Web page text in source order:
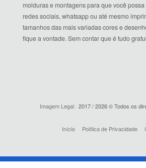
molduras e montagens para que você
redes sociais, whatsapp ou até mesmo
tamanhos das mais variadas cores e
fique a vontade. Sem contar que é tudo
Imagem Legal · 2017 / 2026 © Todos os
Início Política de Privacidade